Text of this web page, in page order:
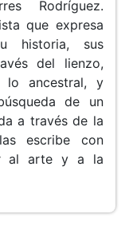
Rodríguez.
que expresa
historia, sus
del lienzo,
lo ancestral, y
de un
a través de la
escribe con
al arte y a la